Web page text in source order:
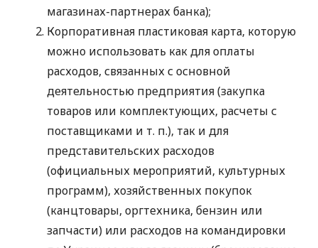
магазинах-партнерах банка);
Корпоративная пластиковая карта, которую
можно использовать как для оплаты
расходов, связанных с основной
деятельностью предприятия (закупка
товаров или комплектующих, расчеты с
поставщиками и т. п.), так и для
представительских расходов
(официальных мероприятий, культурных
программ), хозяйственных покупок
(канцтовары, оргтехника, бензин или
запчасти) или расходов на командировки